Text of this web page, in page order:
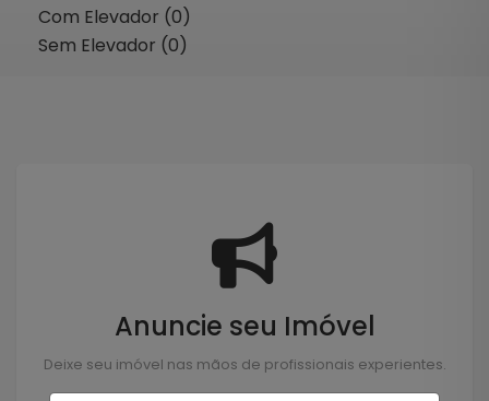
Com Elevador (0)
Sem Elevador (0)
Anuncie seu Imóvel
Deixe seu imóvel nas mãos de profissionais experientes.